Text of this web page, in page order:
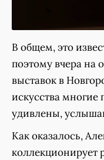
В общем, это
поэтому вчера на
выставок в
искусства многие
удивлены,
Как оказалось,
коллекционирует